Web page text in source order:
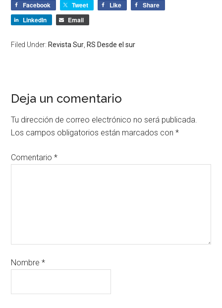
Facebook Tweet Like
Share
LinkedIn
Email
Filed Under: Revista Sur RS Desde el sur
Deja un comentario
Tu dirección de correo electrónico no será publicada.
Los campos obligatorios están marcados con*
Comentario*
Nombre*